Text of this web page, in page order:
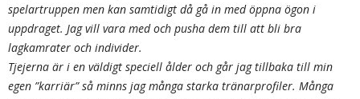
spelartruppen men kan samtidigt då gå in med öppna ögon i
uppdraget. Jag vill vara med och pusha dem till att bli bra
lagkamrater och individer.
Tjejerna är i en väldigt speciell ålder och går jag tillbaka till min
egen ”karriär” så minns jag många starka tränarprofiler. Många